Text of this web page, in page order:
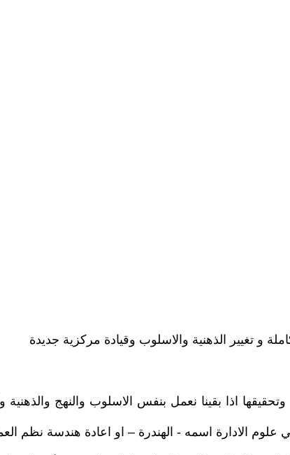
و تغيير الذهنية والاسلوب وقيادة مركزية جديدة
اذا بقينا نعمل بنفس الاسلوب والنهج
علوم الادارة اسمه - الهندرة – او اعادة هندسة